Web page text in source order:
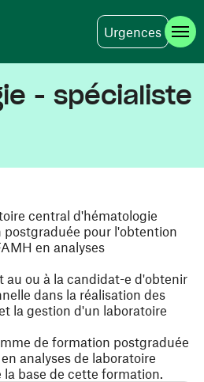
Urgences
- spécialiste
central d'hématologie
pour l'obtention
en analyses
ou à la candidat-e d'obtenir
dans la réalisation des
la gestion d'un laboratoire
de formation postgraduée
analyses de laboratoire
base de cette formation.